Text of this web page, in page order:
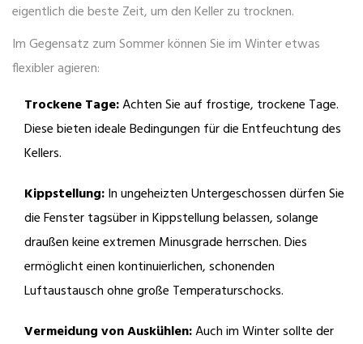
eigentlich die beste Zeit, um den Keller zu trocknen.
Im Gegensatz zum Sommer können Sie im Winter etwas
flexibler agieren:
Trockene Tage:Achten Sie auf frostige, trockene Tage.
Diese bieten ideale Bedingungen für die Entfeuchtung des
Kellers.
Kippstellung:In ungeheizten Untergeschossen dürfen Sie
die Fenster tagsüber in Kippstellung belassen, solange
draußen keine extremen Minusgrade herrschen. Dies
ermöglicht einen kontinuierlichen, schonenden
Luftaustausch ohne große Temperaturschocks.
Vermeidung von Auskühlen:Auch im Winter sollte der